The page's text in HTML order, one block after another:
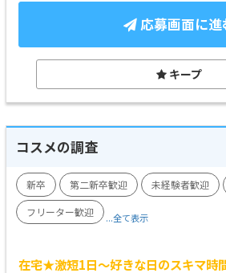
応募画面に進
キープ
コスメの調査
新卒 第二新卒歓迎 未経験者歓迎
フリーター歓迎
...全て表示
在宅★激短1日～好きな日のスキマ時